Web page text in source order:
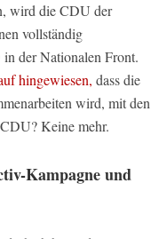
wird die CDU der
vollständig
der Nationalen Front.
hingewiesen, dass die
wird, mit den
Keine mehr.
Kampagne und